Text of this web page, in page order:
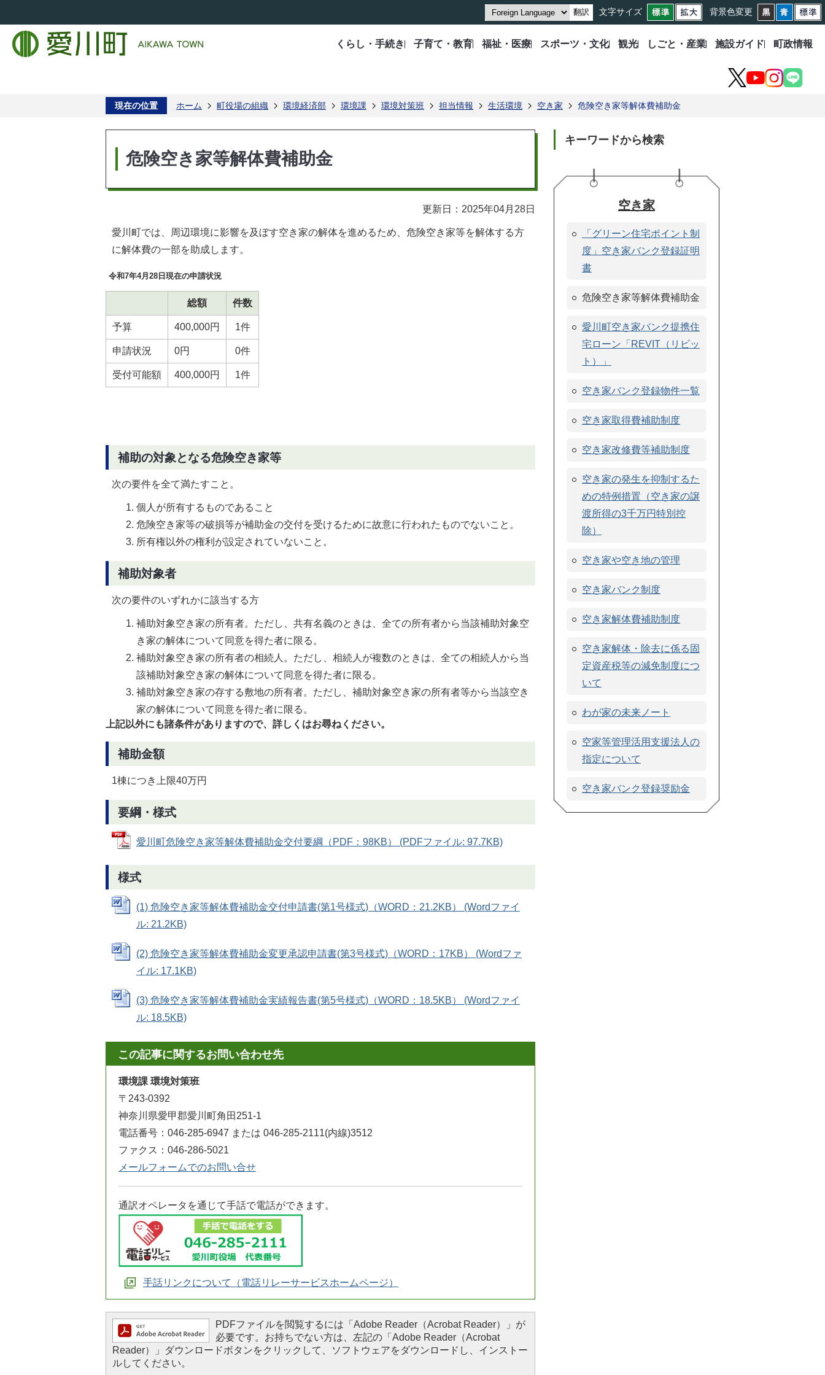
翻訳 文字サイズ 背景色変更
くらし・手続き 子育て・教育 福祉・医療 スポーツ・文化 観光 しごと・産業 施設ガイド 町政情報
X YouTube
Instagram
LINE
現在の位置 ホーム 町役場の組織 環境経済部 環境課 環境対策班 担当情報 生活環境 空き家 危険空き家等解体費補助金
危険空き家等解体費補助金
更新日：2025年04月28日
愛川町では、周辺環境に影響を及ぼす空き家の解体を進めるため、危険空き家等を解体する方
に解体費の一部を助成します。
令和7年4月28日現在の申請状況
総額 件数
予算 400,000円 1件
申請状況 0円 0件
受付可能額 400,000円 1件
補助の対象となる危険空き家等
次の要件を全て満たすこと。
個人が所有するものであること
危険空き家等の破損等が補助金の交付を受けるために故意に行われたものでないこと。
所有権以外の権利が設定されていないこと。
補助対象者
次の要件のいずれかに該当する方
補助対象空き家の所有者。ただし、共有名義のときは、全ての所有者から当該補助対象空
き家の解体について同意を得た者に限る。
補助対象空き家の所有者の相続人。ただし、相続人が複数のときは、全ての相続人から当
該補助対象空き家の解体について同意を得た者に限る。
補助対象空き家の存する敷地の所有者。ただし、補助対象空き家の所有者等から当該空き
家の解体について同意を得た者に限る。
上記以外にも諸条件がありますので、詳しくはお尋ねください。
補助金額
1棟につき上限40万円
要綱・様式
愛川町危険空き家等解体費補助金交付要綱（PDF：98KB） (PDFファイル: 97.7KB)
様式
(1) 危険空き家等解体費補助金交付申請書(第1号様式)（WORD：21.2KB） (Wordファイ
ル: 21.2KB)
(2) 危険空き家等解体費補助金変更承認申請書(第3号様式)（WORD：17KB） (Wordファ
イル: 17.1KB)
(3) 危険空き家等解体費補助金実績報告書(第5号様式)（WORD：18.5KB） (Wordファイ
ル: 18.5KB)
この記事に関するお問い合わせ先
環境課 環境対策班
〒243-0392
神奈川県愛甲郡愛川町角田251-1
電話番号：046-285-6947 または 046-285-2111(内線)3512
ファクス：046-286-5021
メールフォームでのお問い合せ
通訳オペレータを通じて手話で電話ができます。
手話リンクについて（電話リレーサービスホームページ）
PDFファイルを閲覧するには「Adobe Reader（Acrobat Reader）」が
必要です。お持ちでない方は、左記の「Adobe Reader（Acrobat
Reader）」ダウンロードボタンをクリックして、ソフトウェアをダウンロードし、インストー
ルしてください。
キーワードから検索
空き家
「グリーン住宅ポイント制
度」空き家バンク登録証明
書
危険空き家等解体費補助金
愛川町空き家バンク提携住
宅ローン「REVIT（リビッ
ト）」
空き家バンク登録物件一覧
空き家取得費補助制度
空き家改修費等補助制度
空き家の発生を抑制するた
めの特例措置（空き家の譲
渡所得の3千万円特別控
除）
空き家や空き地の管理
空き家バンク制度
空き家解体費補助制度
空き家解体・除去に係る固
定資産税等の減免制度につ
いて
わが家の未来ノート
空家等管理活用支援法人の
指定について
空き家バンク登録奨励金